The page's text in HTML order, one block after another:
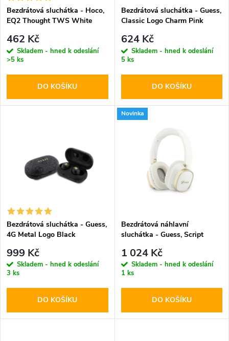
p
r
o
d
p
r
o
d
ů
Bezdrátová sluchátka - Hoco,
EQ2 Thought TWS White
462 Kč
Skladem - hned k odeslání
>5 ks
DO KOŠÍKU
Bezdrátová sluchátka - Guess,
Classic Logo Charm Pink
624 Kč
Skladem - hned k odeslání
5 ks
DO KOŠÍKU
Bezdrátová sluchátka - Guess,
4G Metal Logo Black
999 Kč
Skladem - hned k odeslání
3 ks
DO KOŠÍKU
Novinka
Bezdrátová náhlavní
sluchátka - Guess, Script
1 024 Kč
Skladem - hned k odeslání
1 ks
DO KOŠÍKU